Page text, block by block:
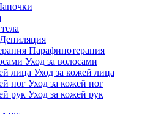
Депиляция
Парафинотерапия
Уход за волосами
Уход за кожей лица
Уход за кожей ног
Уход за кожей рук